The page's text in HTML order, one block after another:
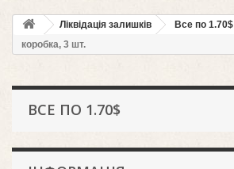
Ліквідація залишків Всe по 1.70$
коробка, 3 шт.
ВСE ПО 1.70$